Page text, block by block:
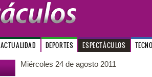
ACTUALIDAD DEPORTES ESPECTÁCULOS
Miércoles 24 de agosto 2011